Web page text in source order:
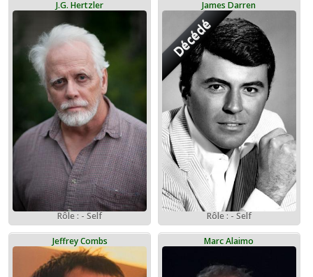
J.G. Hertzler
Rôle : - Self
James Darren
Décédé
Rôle : - Self
Jeffrey Combs Marc Alaimo